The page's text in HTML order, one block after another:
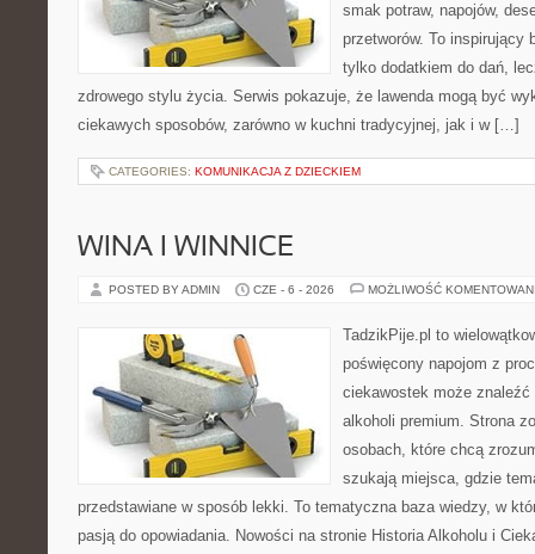
smak potraw, napojów,
przetworów. To inspirujący
tylko dodatkiem do dań,
zdrowego stylu życia. Serwis pokazuje, że lawenda mogą być
ciekawych sposobów, zarówno w kuchni tradycyjnej, jak i w […]
CATEGORIES: KOMUNIKACJA Z DZIECKIEM
WINA I WINNICE
POSTED BY ADMIN CZE - 6 - 2026 MOŻLIWOŚĆ
TadzikPije.pl to
poświęcony napojom z
ciekawostek może
alkoholi premium. Strona
osobach, które chcą
szukają miejsca, gdzie
przedstawiane w sposób lekki. To tematyczna baza wiedzy, w
pasją do opowiadania. Nowości na stronie Historia Alkoholu i